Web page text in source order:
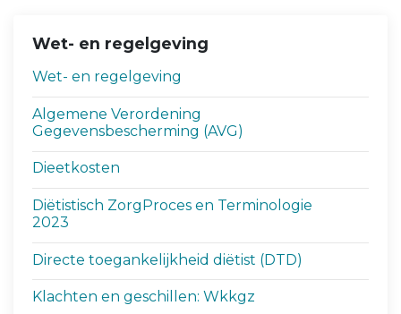
Wet- en regelgeving
Wet- en regelgeving
Algemene Verordening
Gegevensbescherming (AVG)
Dieetkosten
Diëtistisch ZorgProces en Terminologie
2023
Directe toegankelijkheid diëtist (DTD)
Klachten en geschillen: Wkkgz